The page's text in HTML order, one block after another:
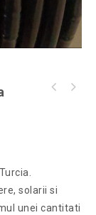
solarii si
unei cantitati